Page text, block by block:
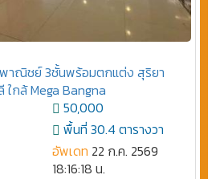
พาณิชย์ 3ชั้นพร้อมตกแต่ง สุริยา
กล้ Mega Bangna
50,000
พื้นที่ 30.4 ตารางวา
อัพเดท 22 ก.ค. 2569
18:16:18 น.